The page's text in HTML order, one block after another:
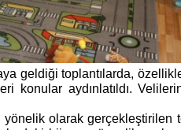
geldiği toplantılarda,
konular aydınlatıldı.
olarak gerçekleştirilen